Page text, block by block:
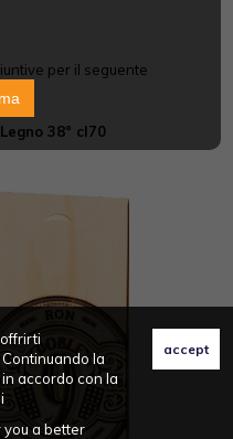
la
accordo con la
you a better
per il seguente
38° cl70